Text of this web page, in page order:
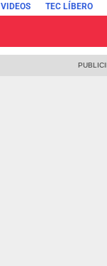
VIDEOS TEC LÍBERO